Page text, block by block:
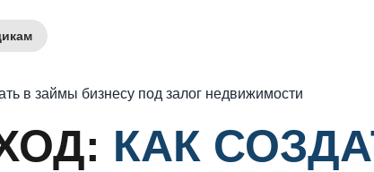
в займы бизнесу под залог недвижимости
КАК